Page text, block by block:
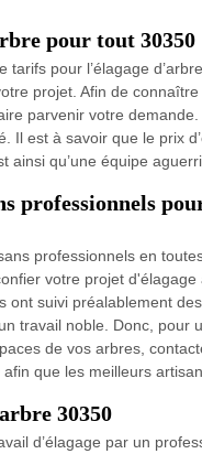
pour tout 30350
tarifs pour l’élagage
projet. Afin de
parvenir votre
Il est à savoir que le prix
ainsi qu’une équipe
professionnels
professionnels en
votre projet
ont suivi préalablement
travail noble. Donc, pour
de vos arbres,
que les meilleurs
30350
d’élagage par un